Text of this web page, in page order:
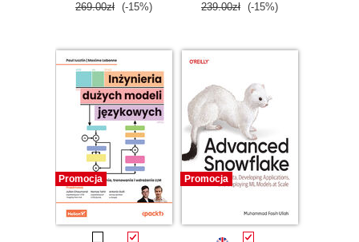
269.00zł (-15%) 239.00zł (-15%)
Promocja Promocja